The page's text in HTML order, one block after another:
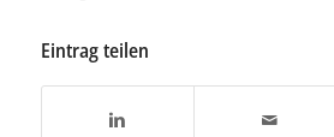
Eintrag teilen